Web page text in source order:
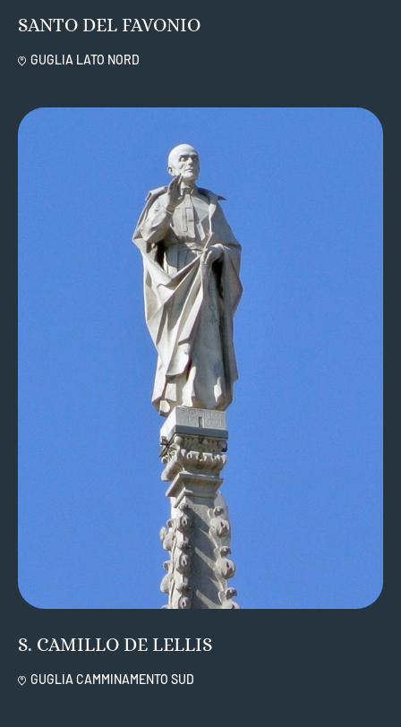
SANTO DEL FAVONIO
GUGLIA LATO NORD
S. CAMILLO DE LELLIS
GUGLIA CAMMINAMENTO SUD